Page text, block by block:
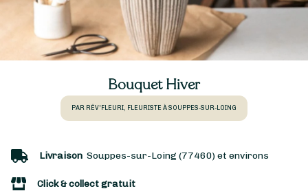
Bouquet Hiver
PAR RÊV'FLEURI, FLEURISTE À SOUPPES-SUR-LOING
Livraison Souppes-sur-Loing (77460) et environs
Click & collect gratuit